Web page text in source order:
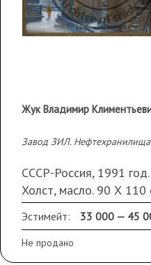
Завод ЗИЛ.
СССР-Россия, 1991 год.
Холст, масло. 90 Х 110
Подпись справа внизу.
раме
Эстимейт: 33 000 — 45
Не продано